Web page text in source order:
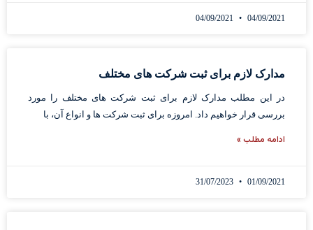
04/09/2021
مدارک لازم برای ثبت شرکت های مختلف
در این مطلب مدارک لازم برای ثبت شرکت های مختلف را مورد
بررسی قرار خواهیم داد. امروزه برای ثبت شرکت ها و انواع آن، با
ادامه مطلب »
01/09/2021